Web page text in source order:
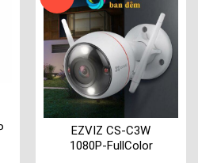
EZVIZ CS-C3W
1080P-FullColor